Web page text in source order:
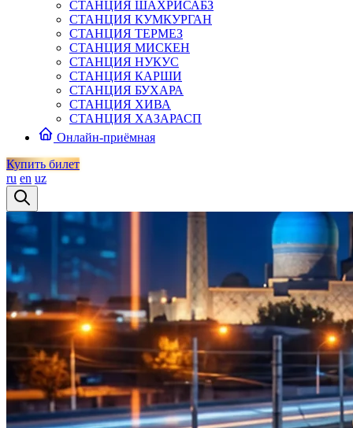
СТАНЦИЯ ШАХРИСАБЗ
СТАНЦИЯ КУМКУРГАН
СТАНЦИЯ ТЕРМЕЗ
СТАНЦИЯ МИСКЕН
СТАНЦИЯ НУКУС
СТАНЦИЯ КАРШИ
СТАНЦИЯ БУХАРА
СТАНЦИЯ ХИВА
СТАНЦИЯ ХАЗАРАСП
Онлайн-приёмная
Купить билет
ru en uz